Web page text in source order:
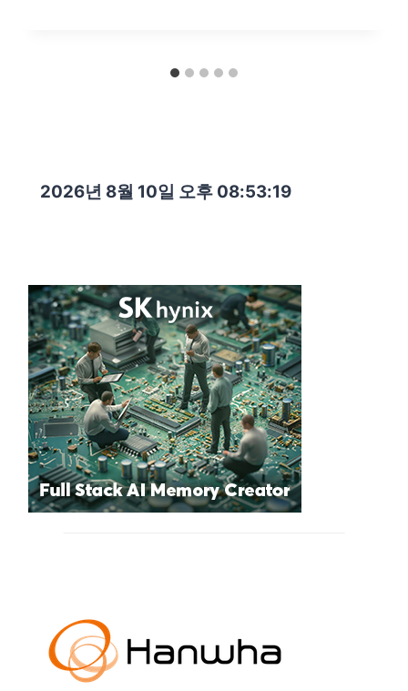
2026년 8월 10일 오후 08:53:21